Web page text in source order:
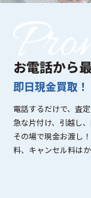
お電話から
即日現金買取！
電話するだけで、査
急な片付け、引越し
その場で現金お渡し
料、キャンセル料は